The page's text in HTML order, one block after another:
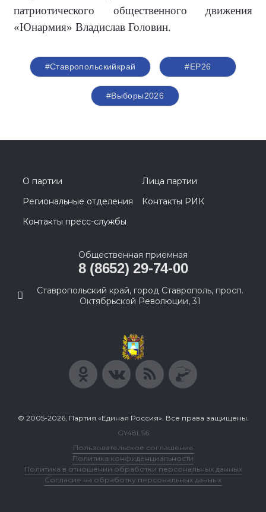
патриотического общественного движения
«Юнармия» Владислав Головин.
#Ставропольскийкрай #ЕР26
#Выборы2026
О партии
Лица партии
Региональные отделения
Контакты РИК
Контакты пресс-службы
Общественная приемная
8 (8652) 29-74-00
Ставропольский край, город Ставрополь, просп.
Октябрьской Революции, 31
© 2005-2026, Партия «Единая Россия». Все права защищены.
GY48LS6
Пользовательское соглашение
Политика конфиденциальности
Политика в отношении обработки персональных данных
Согласие на обработку персональных данных